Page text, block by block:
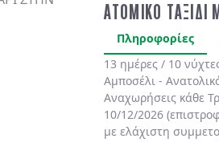
ΑΤΟΜΙΚΟ
Πληροφορίες
13 ημέρες / 10
Αμποσέλι -
Αναχωρήσεις κάθε
10/12/2026
με ελάχιστη